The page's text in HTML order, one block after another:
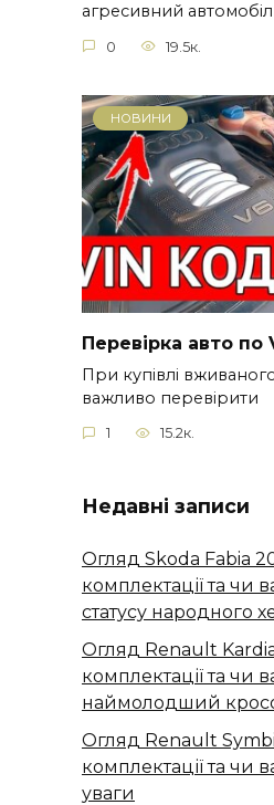
агресивний
0 19.5к.
НОВИНИ
Перевірка авто по
При купівлі
важливо перевірити
1 15.2к.
Недавні записи
Огляд Skoda Fabia
комплектації та чи
статусу народного
Огляд Renault
комплектації та чи
наймолодший
Огляд Renault
комплектації та чи
уваги